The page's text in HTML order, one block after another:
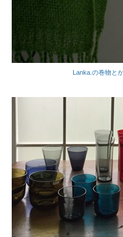
Lanka.の巻物と